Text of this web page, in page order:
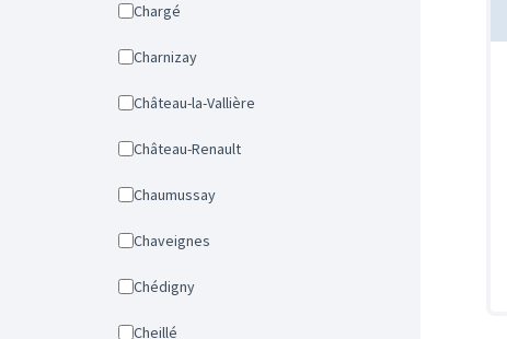
Chargé
Charnizay
Château-la-Vallière
Château-Renault
Chaumussay
Chaveignes
Chédigny
Cheillé